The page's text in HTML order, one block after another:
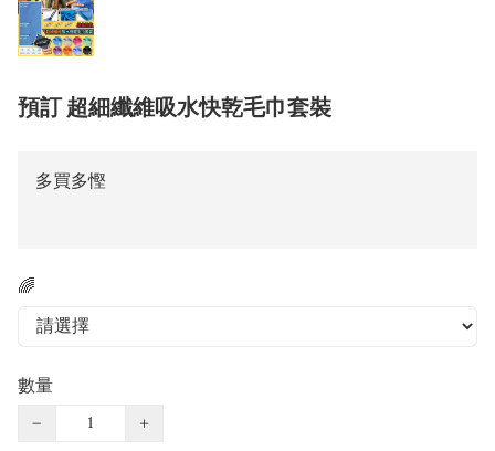
預訂 超細纖維吸水快乾毛巾套裝
多買多慳
🌈
數量
−
+